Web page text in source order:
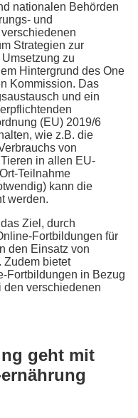
nationalen Behörden
und
Strategien zur
zu
Hintergrund des One
Kommission. Das
und ein
(EU) 2019/6
wie z.B. die
von
in allen EU-
Teilnahme
kann die
werden.
Ziel, durch
Fortbildungen für
den Einsatz von
Zudem bietet
Fortbildungen in Bezug
verschiedenen
geht mit